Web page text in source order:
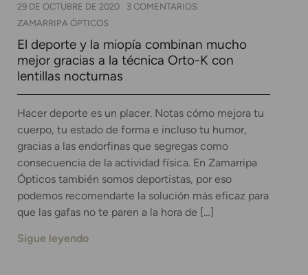
29 DE OCTUBRE DE 2020
3 COMENTARIOS
ZAMARRIPA ÓPTICOS
El deporte y la miopía combinan mucho
mejor gracias a la técnica Orto-K con
lentillas nocturnas
Hacer deporte es un placer. Notas cómo mejora tu
cuerpo, tu estado de forma e incluso tu humor,
gracias a las endorfinas que segregas como
consecuencia de la actividad física. En Zamarripa
Ópticos también somos deportistas, por eso
podemos recomendarte la solución más eficaz para
que las gafas no te paren a la hora de […]
Sigue leyendo